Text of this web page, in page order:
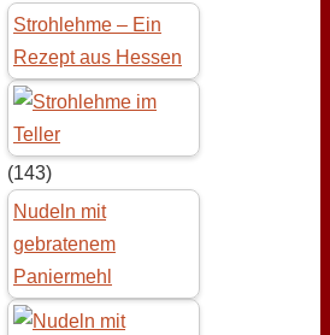
Strohlehme – Ein
Rezept aus Hessen
(143)
Nudeln mit
gebratenem
Paniermehl